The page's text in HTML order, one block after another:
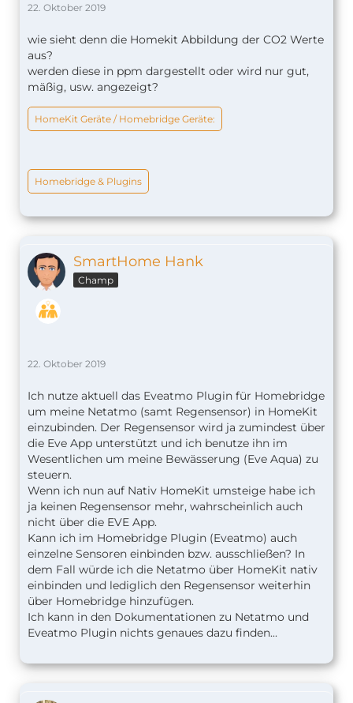
22. Oktober 2019
wie sieht denn die Homekit Abbildung der CO2 Werte
aus?
werden diese in ppm dargestellt oder wird nur gut,
mäßig, usw. angezeigt?
HomeKit Geräte / Homebridge Geräte:
Homebridge & Plugins
SmartHome Hank
Champ
22. Oktober 2019
Ich nutze aktuell das Eveatmo Plugin für Homebridge
um meine Netatmo (samt Regensensor) in HomeKit
einzubinden. Der Regensensor wird ja zumindest über
die Eve App unterstützt und ich benutze ihn im
Wesentlichen um meine Bewässerung (Eve Aqua) zu
steuern.
Wenn ich nun auf Nativ HomeKit umsteige habe ich
ja keinen Regensensor mehr, wahrscheinlich auch
nicht über die EVE App.
Kann ich im Homebridge Plugin (Eveatmo) auch
einzelne Sensoren einbinden bzw. ausschließen? In
dem Fall würde ich die Netatmo über HomeKit nativ
einbinden und lediglich den Regensensor weiterhin
über Homebridge hinzufügen.
Ich kann in den Dokumentationen zu Netatmo und
Eveatmo Plugin nichts genaues dazu finden...